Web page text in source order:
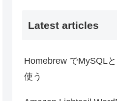
Latest articles
Homebrew でMySQL
使う